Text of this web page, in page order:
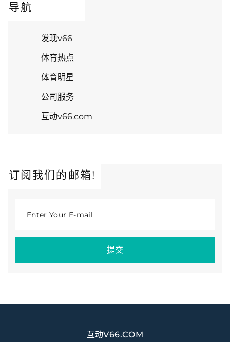
导航
发现v66
体育热点
体育明星
公司服务
互动v66.com
订阅我们的邮箱!
Enter Your E-mail
提交
互动V66.COM